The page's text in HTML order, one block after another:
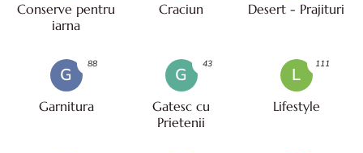
Conserve pentru
iarna
Craciun Desert - Prajituri
G
Garnitura
88
G
Gatesc cu
Prietenii
43
L
Lifestyle
111